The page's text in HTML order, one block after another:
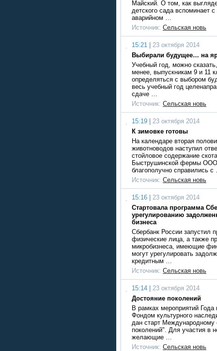
Майский. О том, как
детского сада вспоминает
аварийном …
Источник: Сельская новь
15:21 |
23 октября 2014
Выбирали будущее… на
Учебный год, можно
менее, выпускникам 9 и 11
определяться с выбором
весь учебный год
сдаче …
Источник: Сельская новь
15:19 |
23 октября 2014
К зимовке готовы
На календаре вторая
животноводов наступил
стойловое содержание
Быструшинской фермы
благополучно справились
Источник: Сельская новь
15:16 |
23 октября 2014
Стартовала программа
урегулированию
бизнеса
Сбербанк России запустил
физические лица, а также
микробизнеса, имеющие
могут урегулировать
кредитным …
Источник: Сельская новь
15:14 |
23 октября 2014
Достояние поколений
В рамках мероприятий Года
Фондом культурного
дан старт Международному
поколений". Для участия в
желающие …
Источник: Сельская новь